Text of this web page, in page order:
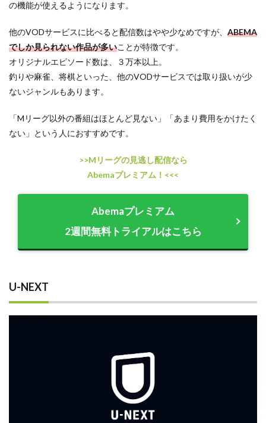
の機能が使えるようになります。
他のVODサービスに比べると配信数はやや少なめですが、 ABEMA
でしか見られない作品が多いことが特徴です。
オリジナルエピソード数は、３万本以上。
釣りや麻雀、将棋といった、他のVODサービスでは取り扱いが少
ないジャンルもあります。
「Mリーグ以外の番組はほとんど見ない」「あまり費用をかけたく
ない」という人におすすめです。
>>Mリーグの見逃し配信なら
Abemaプレミアム！<<<
Abemaプレミアム
2週間無料トライアルはこちら
U-NEXT